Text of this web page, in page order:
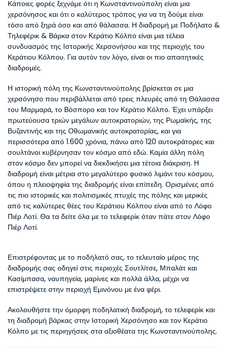
Κάποιες φορές ξεχνάμε ότι η Κωνσταντινούπολη είναι μια
χερσόνησος και ότι ο καλύτερος τρόπος για να τη δούμε είναι
τόσο από ξηρά όσο και από θάλασσα. Η διαδρομή με Ποδήλατο &
Τηλεφέρικ & Βάρκα στον Κεράτιο Κόλπο είναι μια τέλεια
συνδυασμός της Ιστορικής Χερσονήσου και της περιοχής του
Κεράτιου Κόλπου. Για αυτόν τον λόγο, είναι οι πιο απαιτητικές
διαδρομές.
Η ιστορική πόλη της Κωνσταντινούπολης βρίσκεται σε μια
χερσόνησο που περιβάλλεται από τρεις πλευρές από τη Θάλασσα
του Μαρμαρά, το Βόσπορο και τον Κεράτιο Κόλπο. Έχει υπάρξει
πρωτεύουσα τριών μεγάλων αυτοκρατοριών, της Ρωμαϊκής, της
Βυζαντινής και της Οθωμανικής αυτοκρατορίας, και για
περισσότερα από 1.600 χρόνια, πάνω από 120 αυτοκράτορες και
σουλτάνοι κυβέρνησαν τον κόσμο από εδώ. Καμία άλλη πόλη
στον κόσμο δεν μπορεί να διεκδικήσει μια τέτοια διάκριση. Η
διαδρομή είναι μέτρια στο μεγαλύτερο φυσικό λιμάνι του κόσμου,
όπου η πλειοψηφία της διαδρομής είναι επίπεδη. Ορισμένες από
τις πιο ιστορικές και πολιτισμικές πτυχές της πόλης και μερικές
από τις καλύτερες θέες του Κεράτιου Κόλπου είναι από το Λόφο
Πιέρ Λοτί. Θα τα δείτε όλα με το τελεφερίκ όταν πάτε στον Λόφο
Πιέρ Λοτί.
Επιστρέφοντας με το ποδήλατό σας, το τελευταίο μέρος της
διαδρομής σας οδηγεί στις περιοχές Σουτλίτσε, Μπαλάτ και
Κασίμπασα, ναυπηγεία, μαρίνες και πολλά άλλα, μέχρι να
επιστρέψετε στην περιοχή Εμινόνου με ένα φέρι.
Ακολουθήστε την όμορφη ποδηλατική διαδρομή, το τελεφερίκ και
τη διαδρομή βάρκας στην Ιστορική Χερσόνησο και τον Κεράτιο
Κόλπο με τις περιηγήσεις στα αξιοθέατα της Κωνσταντινούπολης.